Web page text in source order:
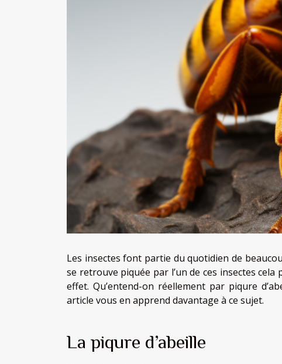
Les insectes font partie du quotidien de
se retrouve piquée par l’un de ces insectes
effet. Qu’entend-on réellement par piqure
article vous en apprend davantage à ce sujet.
La piqure d’abeille